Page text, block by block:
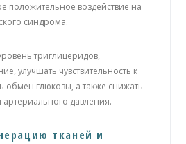
положительное воздействие на
синдрома.
триглицеридов,
улучшать чувствительность к
обмен глюкозы, а также снижать
давления.
тканей и